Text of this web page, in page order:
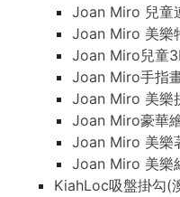
Joan Miro 兒童
Joan Miro 美樂
Joan Miro兒童
Joan Miro手指
Joan Miro 美樂
Joan Miro豪華
Joan Miro 美樂
Joan Miro 美樂
KiahLoc吸盤掛勾(